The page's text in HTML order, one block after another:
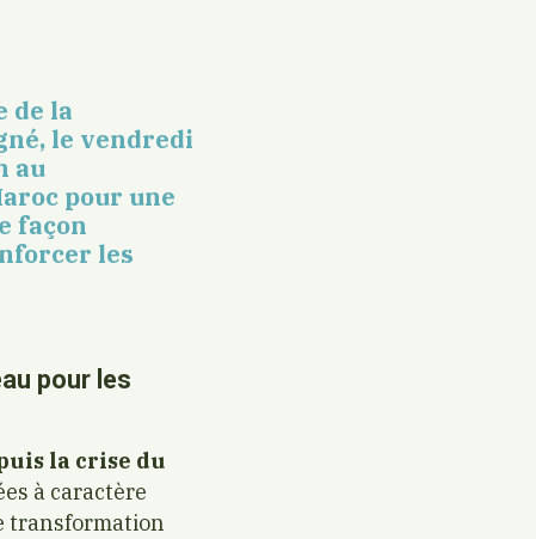
de la
le vendredi
au
pour une
façon
les
pour les
la crise du
à caractère
transformation